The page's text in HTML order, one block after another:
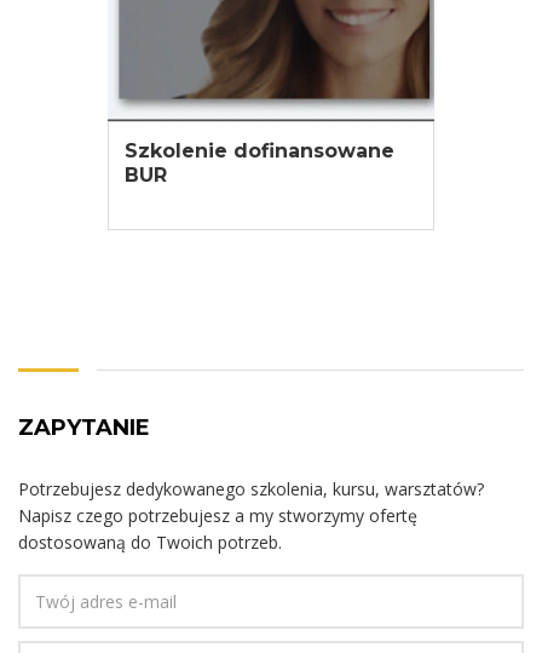
Szkolenie dofinansowane
BUR
ZAPYTANIE
Potrzebujesz dedykowanego szkolenia, kursu, warsztatów?
Napisz czego potrzebujesz a my stworzymy ofertę
dostosowaną do Twoich potrzeb.